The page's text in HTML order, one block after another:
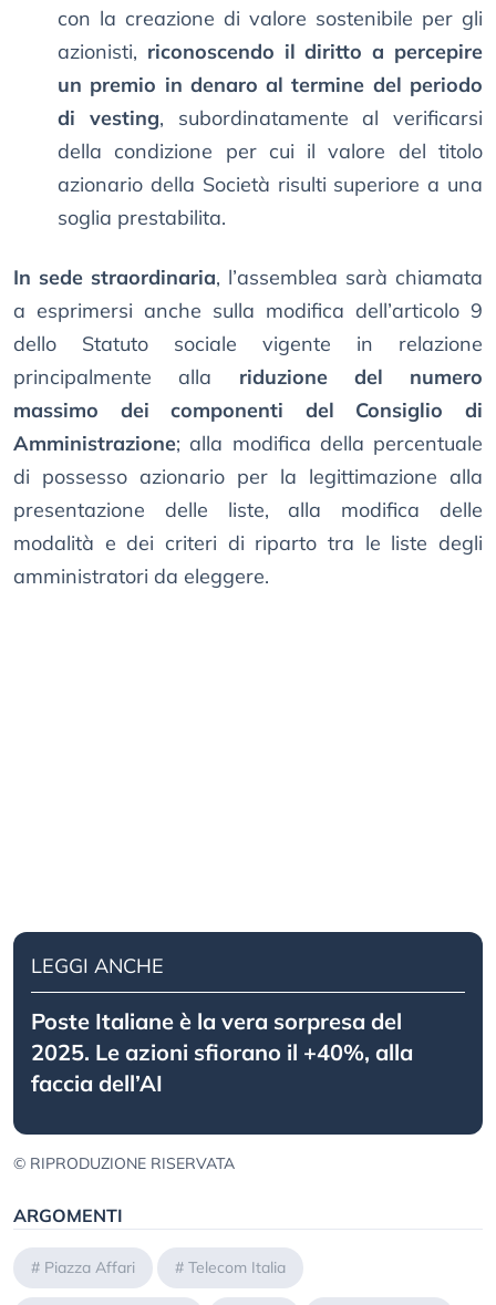
con la creazione di valore sostenibile per gli
azionisti, riconoscendo il diritto a percepire
un premio in denaro al termine del periodo
di vesting, subordinatamente al verificarsi
della condizione per cui il valore del titolo
azionario della Società risulti superiore a una
soglia prestabilita.
In sede straordinaria, l’assemblea sarà chiamata
a esprimersi anche sulla modifica dell’articolo 9
dello Statuto sociale vigente in relazione
principalmente alla riduzione del numero
massimo dei componenti del Consiglio di
Amministrazione; alla modifica della percentuale
di possesso azionario per la legittimazione alla
presentazione delle liste, alla modifica delle
modalità e dei criteri di riparto tra le liste degli
amministratori da eleggere.
LEGGI ANCHE
Poste Italiane è la vera sorpresa del
2025. Le azioni sfiorano il +40%, alla
faccia dell’AI
© RIPRODUZIONE RISERVATA
ARGOMENTI
# Piazza Affari # Telecom Italia